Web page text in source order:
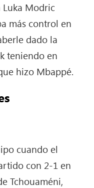
Luka Modric
más control en
dado la
teniendo en
hizo Mbappé.
cuando el
con 2-1 en
Tchouaméni,